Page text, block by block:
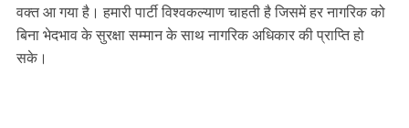
वक्त आ गया है। हमारी पार्टी विश्वकल्याण चाहती है जिसमें हर नागरिक को
बिना भेदभाव के सुरक्षा सम्मान के साथ नागरिक अधिकार की प्राप्ति हो
सके।